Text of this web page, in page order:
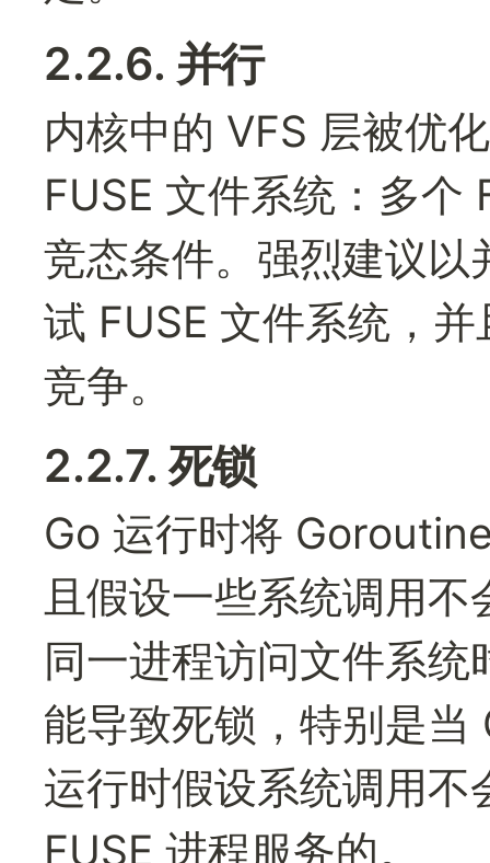
2.2.6. 并行
内核中的 VFS 层被优
FUSE 文件系统：多个
竞态条件。强烈建议
试 FUSE 文件系统，
竞争。
2.2.7. 死锁
Go 运行时将
且假设一些系统调用
同一进程访问文件系
能导致死锁，特别是当
运行时假设系统调用
FUSE 进程服务的。